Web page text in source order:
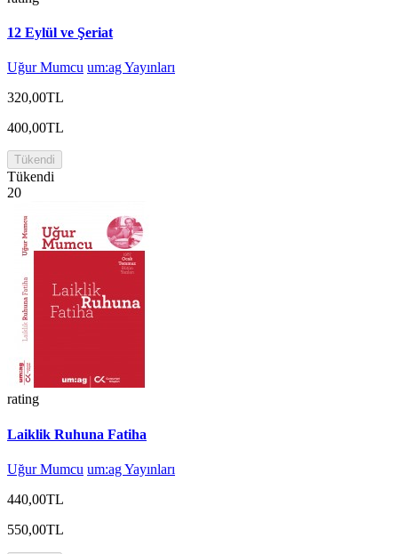
12 Eylül ve Şeriat
Uğur Mumcu um:ag Yayınları
320,00TL
400,00TL
Tükendi
Tükendi
20
rating
Laiklik Ruhuna Fatiha
Uğur Mumcu um:ag Yayınları
440,00TL
550,00TL